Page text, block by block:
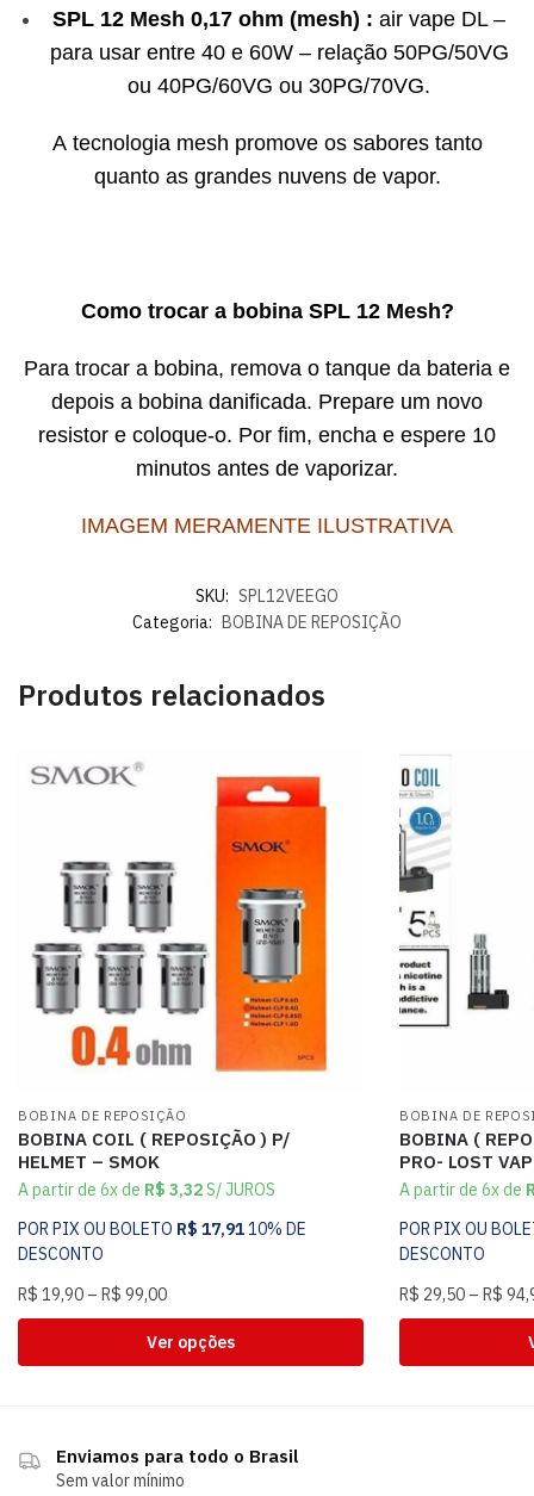
SPL 12 Mesh 0,17 ohm (mesh) : air vape DL –
para usar entre 40 e 60W – relação 50PG/50VG
ou 40PG/60VG ou 30PG/70VG.
A tecnologia mesh promove os sabores tanto
quanto as grandes nuvens de vapor.
Como trocar a bobina SPL 12 Mesh?
Para trocar a bobina, remova o tanque da bateria e
depois a bobina danificada. Prepare um novo
resistor e coloque-o. Por fim, encha e espere 10
minutos antes de vaporizar.
IMAGEM MERAMENTE ILUSTRATIVA
SKU: SPL12VEEGO
Categoria:
BOBINA DE REPOSIÇÃO
Produtos relacionados
BOBINA DE REPOSIÇÃO
BOBINA COIL ( REPOSIÇÃO ) P/
HELMET – SMOK
A partir de 6x de R$ 3,32S/ JUROS
POR PIX OU BOLETO R$ 17,9110% DE
DESCONTO
R$ 19,90 – R$ 99,00
Ver opções
BOBINA DE
BOBINA (
PRO- LOST
A partir de 6x de
POR PIX OU
DESCONTO
R$ 29,50 – R$
Enviamos para todo o Brasil
Sem valor mínimo